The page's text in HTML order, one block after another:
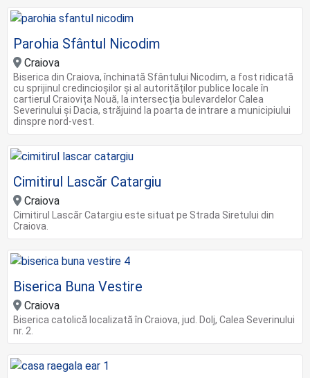
Parohia Sfântul Nicodim
Craiova
Biserica din Craiova, închinată Sfântului Nicodim, a fost ridicată
cu sprijinul credincioșilor și al autorităților publice locale în
cartierul Craiovița Nouă, la intersecția bulevardelor Calea
Severinului și Dacia, străjuind la poarta de intrare a municipiului
dinspre nord-vest.
Cimitirul Lascăr Catargiu
Craiova
Cimitirul Lascăr Catargiu este situat pe Strada Siretului din
Craiova.
Biserica Buna Vestire
Craiova
Biserica catolică localizată în Craiova, jud. Dolj, Calea Severinului
nr. 2.